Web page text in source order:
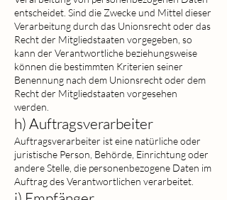
entscheidet. Sind die Zwecke und Mittel dieser
Verarbeitung durch das Unionsrecht oder das
Recht der Mitgliedstaaten vorgegeben, so
kann der Verantwortliche beziehungsweise
können die bestimmten Kriterien seiner
Benennung nach dem Unionsrecht oder dem
Recht der Mitgliedstaaten vorgesehen
werden.
h) Auftragsverarbeiter
Auftragsverarbeiter ist eine natürliche oder
juristische Person, Behörde, Einrichtung oder
andere Stelle, die personenbezogene Daten im
Auftrag des Verantwortlichen verarbeitet.